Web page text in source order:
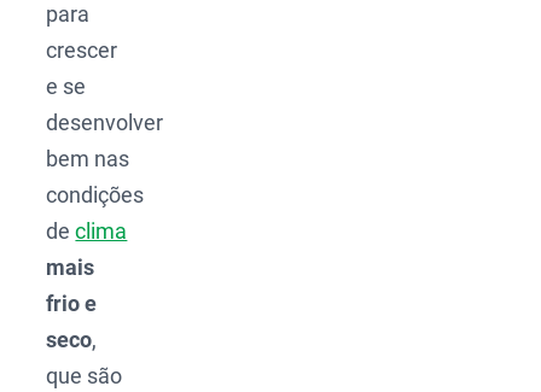
para
crescer
e se
desenvolver
bem nas
condições
declima
mais
frio e
seco,
que são